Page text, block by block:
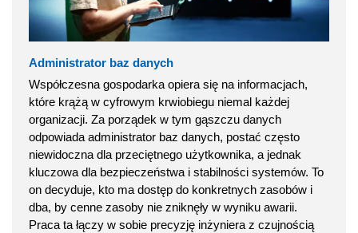
Administrator baz danych
Współczesna gospodarka opiera się na informacjach,
które krążą w cyfrowym krwiobiegu niemal każdej
organizacji. Za porządek w tym gąszczu danych
odpowiada administrator baz danych, postać często
niewidoczna dla przeciętnego użytkownika, a jednak
kluczowa dla bezpieczeństwa i stabilności systemów. To
on decyduje, kto ma dostęp do konkretnych zasobów i
dba, by cenne zasoby nie zniknęły w wyniku awarii.
Praca ta łączy w sobie precyzję inżyniera z czujnością